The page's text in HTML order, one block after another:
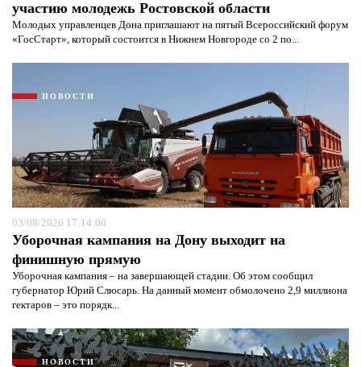
участию молодежь Ростовской области
Молодых управленцев Дона приглашают на пятый Всероссийский форум
«ГосСтарт», который состоится в Нижнем Новгороде со 2 по...
НОВОСТИ
03/08/2026 17:14:00
Уборочная кампания на Дону выходит на
финишную прямую
Уборочная кампания – на завершающей стадии. Об этом сообщил
губернатор Юрий Слюсарь. На данный момент обмолочено 2,9 миллиона
гектаров – это порядк...
НОВОСТИ
Я согласен с политикой конфиденциальности и
защиты информации*
Я согласен сполитикой конфиденциальности и
защиты информации*